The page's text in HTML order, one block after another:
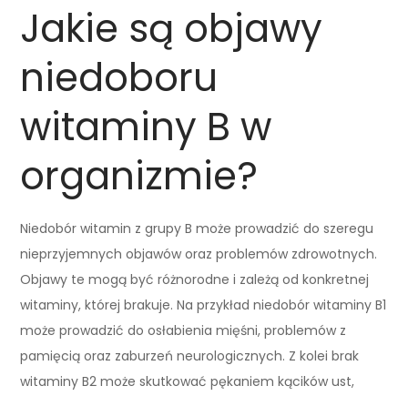
Jakie są objawy
niedoboru
witaminy B w
organizmie?
Niedobór witamin z grupy B może prowadzić do szeregu
nieprzyjemnych objawów oraz problemów zdrowotnych.
Objawy te mogą być różnorodne i zależą od konkretnej
witaminy, której brakuje. Na przykład niedobór witaminy B1
może prowadzić do osłabienia mięśni, problemów z
pamięcią oraz zaburzeń neurologicznych. Z kolei brak
witaminy B2 może skutkować pękaniem kącików ust,